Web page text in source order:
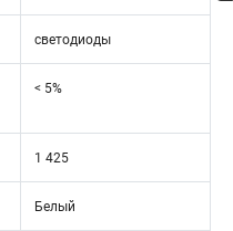
светодиоды
< 5%
1 425
Белый